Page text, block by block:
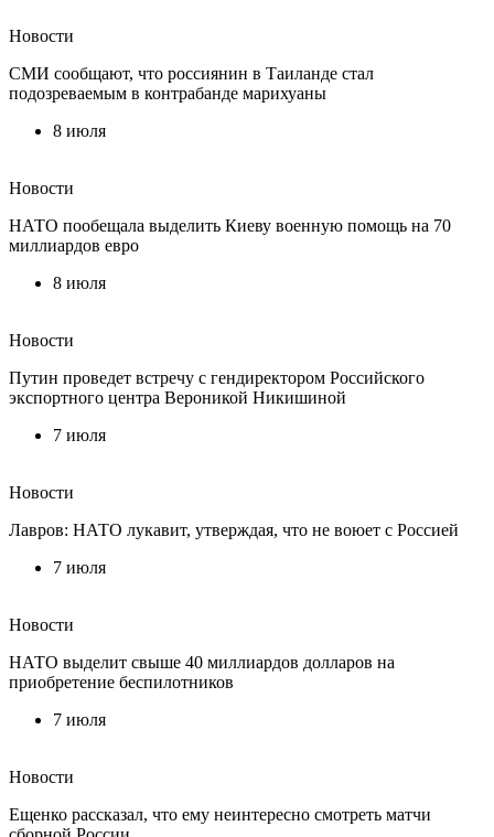
Новости
СМИ сообщают, что россиянин в Таиланде стал
подозреваемым в контрабанде марихуаны
8 июля
Новости
НАТО пообещала выделить Киеву военную помощь на 70
миллиардов евро
8 июля
Новости
Путин проведет встречу с гендиректором Российского
экспортного центра Вероникой Никишиной
7 июля
Новости
Лавров: НАТО лукавит, утверждая, что не воюет с Россией
7 июля
Новости
НАТО выделит свыше 40 миллиардов долларов на
приобретение беспилотников
7 июля
Новости
Ещенко рассказал, что ему неинтересно смотреть матчи